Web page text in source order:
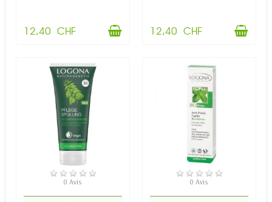
12,40 CHF 12,40 CHF
RUPTURE DE STOCK
0 Avis
EN STOCK
0 Avis